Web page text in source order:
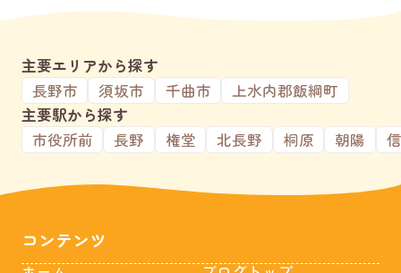
主要エリアから探す
長野市
須坂市 千曲市
上水内郡飯綱町
主要駅から探す
市役所前
長野 権堂 北長野 桐原 朝陽
コンテンツ